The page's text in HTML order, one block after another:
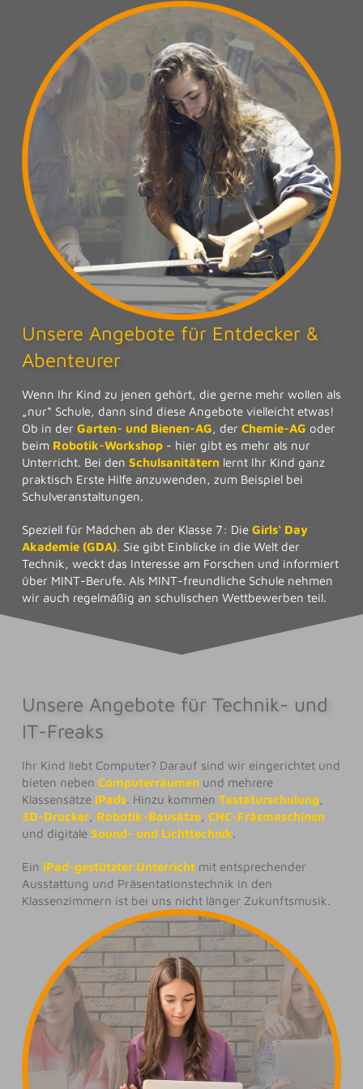
Unsere Angebote für Entdecker &
Abenteurer
Wenn Ihr Kind zu jenen gehört, die gerne mehr wollen als
„nur“ Schule, dann sind diese Angebote vielleicht etwas!
Ob in der Garten- und Bienen-AG, der Chemie-AG oder
beim Robotik-Workshop- hier gibt es mehr als nur
Unterricht. Bei den Schulsanitätern lernt Ihr Kind ganz
praktisch Erste Hilfe anzuwenden, zum Beispiel bei
Schulveranstaltungen.
Speziell für Mädchen ab der Klasse 7: Die Girls‘ Day
Akademie (GDA). Sie gibt Einblicke in die Welt der
Technik, weckt das Interesse am Forschen und informiert
über MINT-Berufe. Als MINT-freundliche Schule nehmen
wir auch regelmäßig an schulischen Wettbewerben teil.
Unsere Angebote für Technik- und
IT-Freaks
Ihr Kind liebt Computer? Darauf sind wir eingerichtet und
bieten neben Computerräumenund mehrere
Klassensätze iPads. Hinzu kommen Tastaturschulung
3D-Drucker, Robotik-Bausätze, CNC-Fräsmaschinen
und digitaleSound- und Lichttechnik.
Ein iPad-gestützter Unterrichtmit entsprechender
Ausstattung und Präsentationstechnik in den
Klassenzimmern ist bei uns nicht länger Zukunftsmusik.